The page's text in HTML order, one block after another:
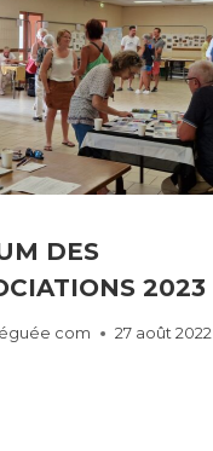
DES
2023
com 27 août 2022